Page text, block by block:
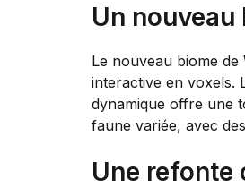
Un
Le nouveau biome de
interactive en voxels.
dynamique offre une
faune variée, avec
Une refonte